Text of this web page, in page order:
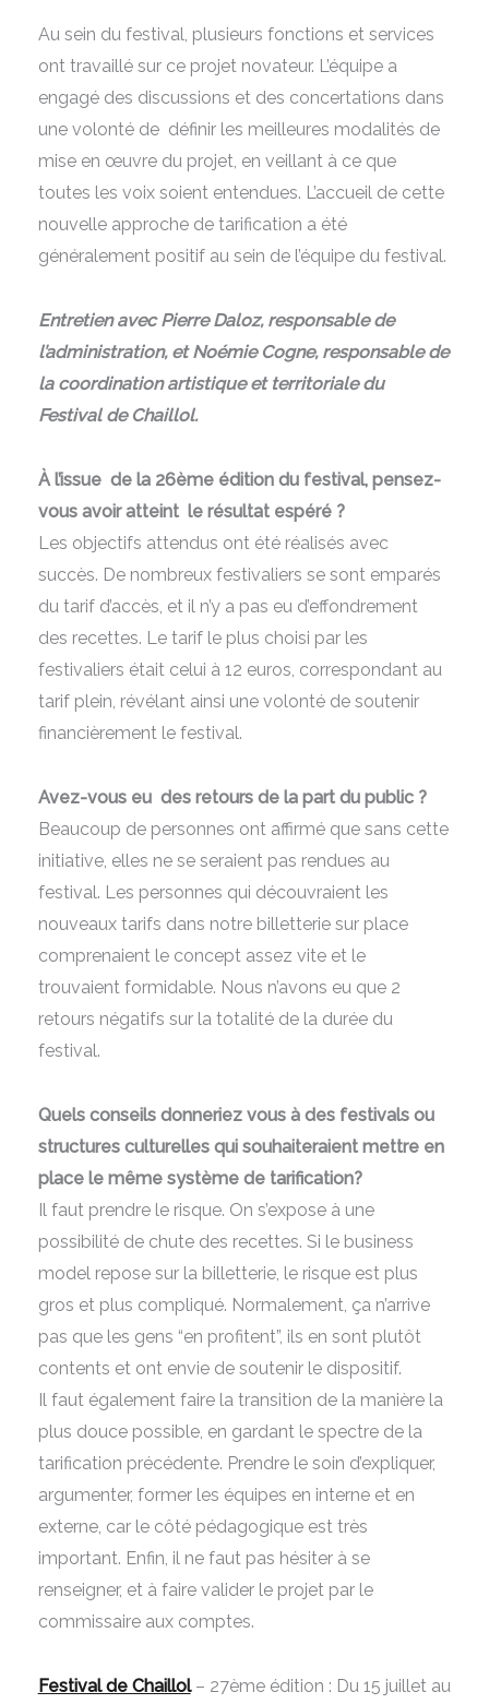
Au sein du festival, plusieurs fonctions et services
ont travaillé sur ce projet novateur. L’équipe a
engagé des discussions et des concertations dans
une volonté de définir les meilleures modalités de
mise en œuvre du projet, en veillant à ce que
toutes les voix soient entendues. L’accueil de cette
nouvelle approche de tarification a été
généralement positif au sein de l’équipe du festival.
Entretien avec Pierre Daloz, responsable de
l’administration, et Noémie Cogne, responsable de
la coordination artistique et territoriale du
Festival de Chaillol.
À l’issue de la 26ème édition du festival, pensez-
vous avoir atteint le résultat espéré ?
Les objectifs attendus ont été réalisés avec
succès. De nombreux festivaliers se sont emparés
du tarif d’accès, et il n’y a pas eu d’effondrement
des recettes. Le tarif le plus choisi par les
festivaliers était celui à 12 euros, correspondant au
tarif plein, révélant ainsi une volonté de soutenir
financièrement le festival.
Avez-vous eu des retours de la part du public ?
Beaucoup de personnes ont affirmé que sans cette
initiative, elles ne se seraient pas rendues au
festival. Les personnes qui découvraient les
nouveaux tarifs dans notre billetterie sur place
comprenaient le concept assez vite et le
trouvaient formidable. Nous n’avons eu que 2
retours négatifs sur la totalité de la durée du
festival.
Quels conseils donneriez vous à des festivals ou
structures culturelles qui souhaiteraient mettre en
place le même système de tarification?
Il faut prendre le risque. On s’expose à une
possibilité de chute des recettes. Si le business
model repose sur la billetterie, le risque est plus
gros et plus compliqué. Normalement, ça n’arrive
pas que les gens “en profitent”, ils en sont plutôt
contents et ont envie de soutenir le dispositif.
Il faut également faire la transition de la manière la
plus douce possible, en gardant le spectre de la
tarification précédente. Prendre le soin d’expliquer,
argumenter, former les équipes en interne et en
externe, car le côté pédagogique est très
important. Enfin, il ne faut pas hésiter à se
renseigner, et à faire valider le projet par le
commissaire aux comptes.
Festival de Chaillol– 27ème édition : Du 15 juillet au